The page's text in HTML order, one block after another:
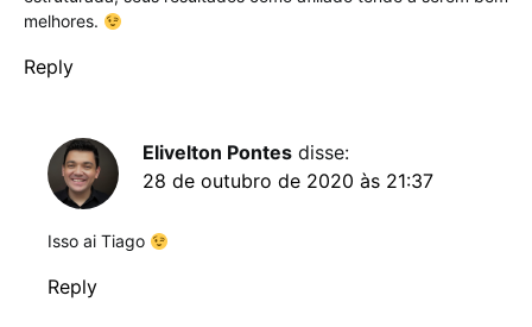
melhores.
Reply
Elivelton Pontes disse:
28 de outubro de 2020 às 21:37
Isso ai Tiago
Reply